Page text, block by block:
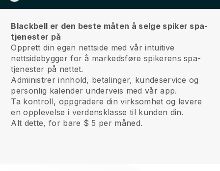
Blackbell er den beste måten å selge spiker spa-
tjenester på
Opprett din egen nettside med vår intuitive
nettsidebygger for å markedsføre spikerens spa-
tjenester på nettet.
Administrer innhold, betalinger, kundeservice og
personlig kalender underveis med vår app.
Ta kontroll, oppgradere din virksomhet og levere
en opplevelse i verdensklasse til kunden din.
Alt dette, for bare $ 5 per måned.